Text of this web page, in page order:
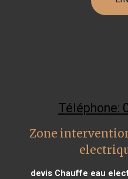
Téléphone:
Zone
devis Chauffe eau